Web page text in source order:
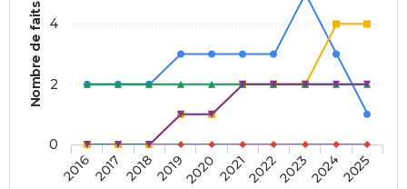
Nombre de faits
20162017 20182019202020212022202320242025
0
2
4